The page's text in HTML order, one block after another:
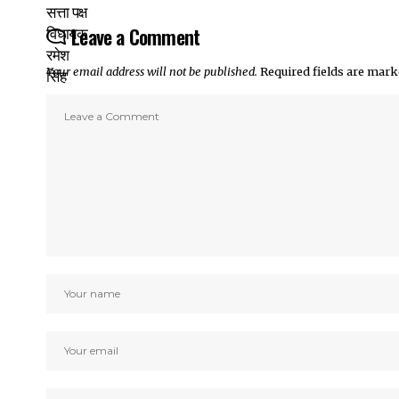
Leave a Comment
Your email address will not be published. Required fields are